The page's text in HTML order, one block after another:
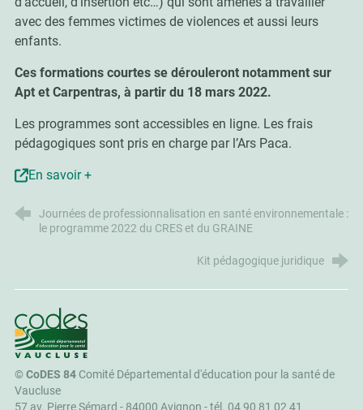
avec des femmes victimes de violences et aussi leurs
enfants.
Ces formations courtes se dérouleront notamment sur
Apt et Carpentras, à partir du 18 mars 2022.
Les programmes sont accessibles en ligne. Les frais
pédagogiques sont pris en charge par l’Ars Paca.
En savoir +
Journées de professionnalisation en santé environnementale :
le programme 2022 du CRES et du GRAINE
Kit pédagogique juridique
CoDES 84
©CoDES 84Comité Départemental d'éducation pour la santé de
Vaucluse
57 av. Pierre Sémard - 84000 Avignon -tél. 04 90 81 02 41